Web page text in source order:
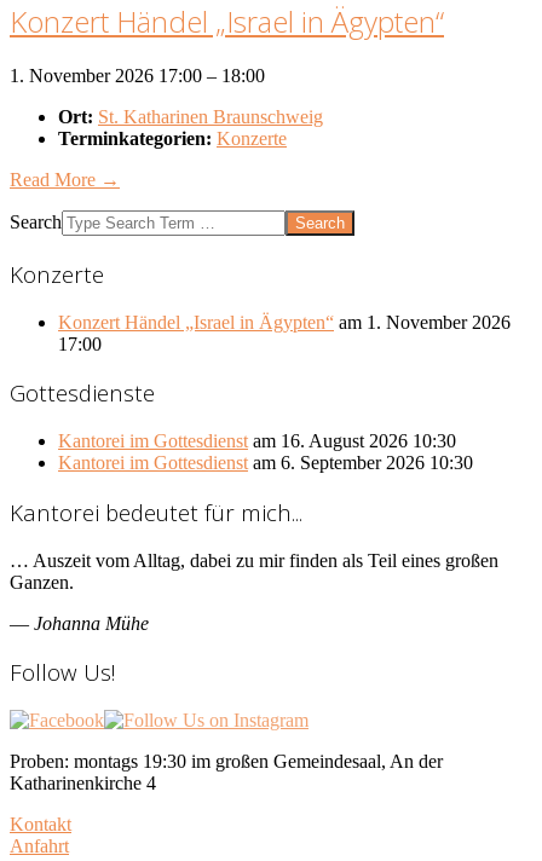
Konzert Händel „Israel in Ägypten“
1. November 2026 17:00 – 18:00
Ort: St. Katharinen Braunschweig
Terminkategorien: Konzerte
Read More →
Search
Konzerte
Konzert Händel „Israel in Ägypten“ am 1. November 2026
17:00
Gottesdienste
Kantorei im Gottesdienst am 16. August 2026 10:30
Kantorei im Gottesdienst am 6. September 2026 10:30
Kantorei bedeutet für mich...
… Auszeit vom Alltag, dabei zu mir finden als Teil eines großen
Ganzen.
— Johanna Mühe
Follow Us!
Proben: montags 19:30 im großen Gemeindesaal, An der
Katharinenkirche 4
Kontakt
Anfahrt